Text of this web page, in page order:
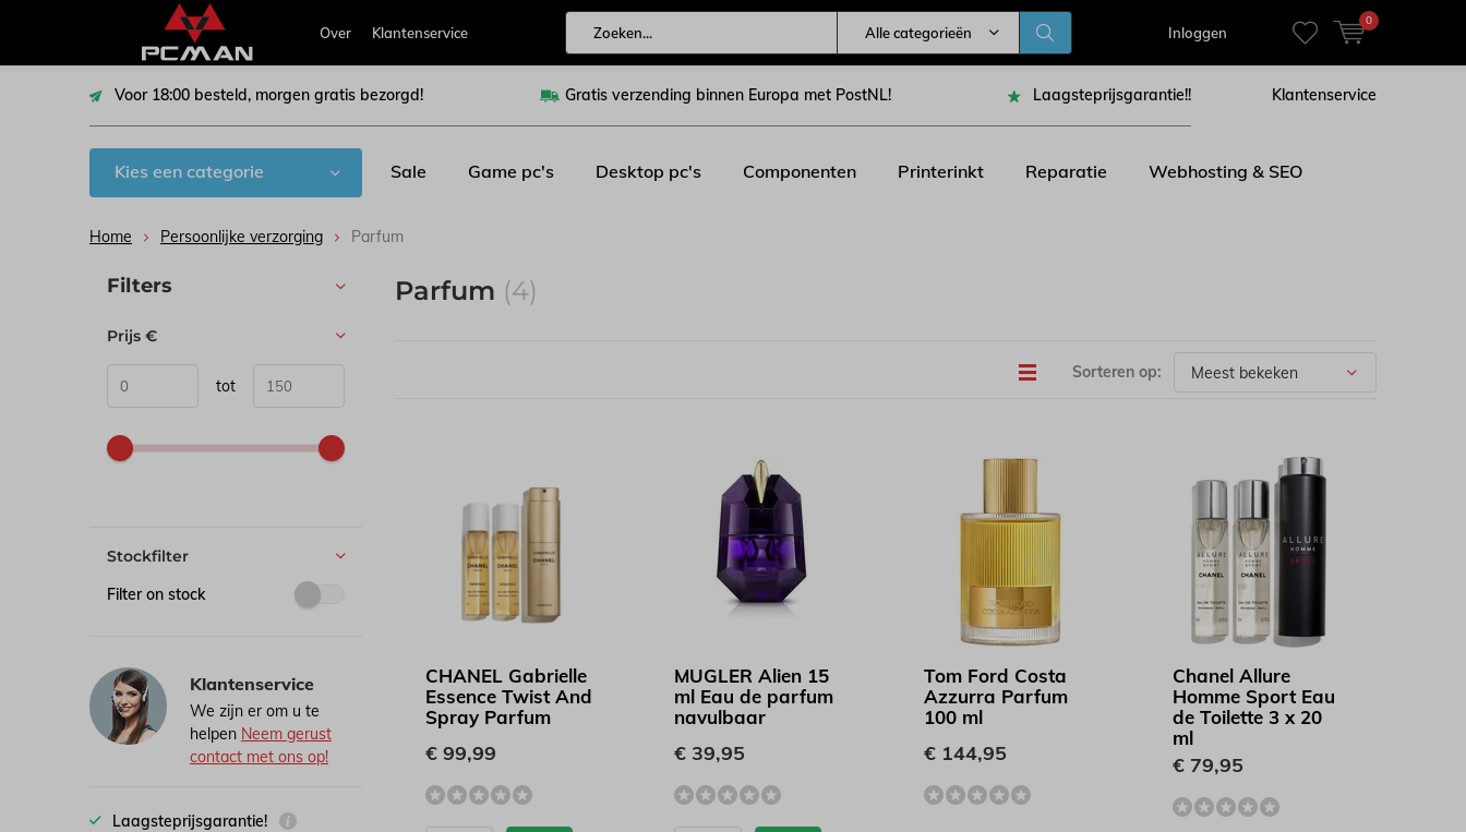
Over Klantenservice Alle categorieën Inloggen
0
Voor 18:00 besteld, morgen gratis bezorgd! Gratis verzending binnen Europa met PostNL! Laagsteprijsgarantie!! Klantenservice
Kies een categorie Sale Game pc's Desktop pc's Componenten Printerinkt Reparatie Webhosting & SEO
Home Persoonlijke verzorging Parfum
Parfum (4)
Sorteren op:
CHANEL Gabrielle
Essence Twist And
Spray Parfum
€ 99,99
MUGLER Alien 15
ml Eau de parfum
navulbaar
€ 39,95
Tom Ford Costa
Azzurra Parfum
100 ml
€ 144,95
Chanel Allure
Homme Sport Eau
de Toilette 3 x 20
ml
€ 79,95
Sorteren op:
Filters
Prijs €
tot
Stockfilter
Filter on stock
Klantenservice
We zijn er om u te
helpen Neem gerust
contact met ons op!
Laagsteprijsgarantie!